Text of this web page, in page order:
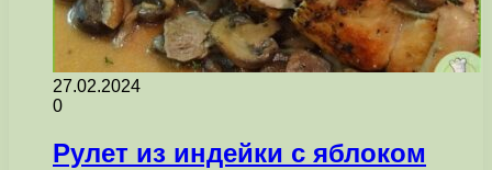
27.02.2024
0
Рулет из индейки с яблоком